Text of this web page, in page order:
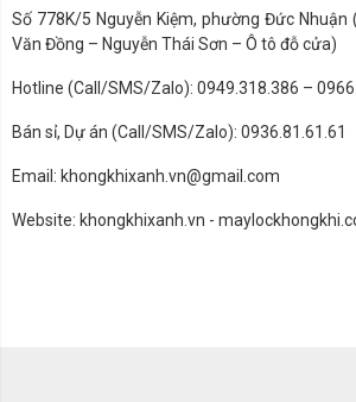
Số 778K/5 Nguyễn Kiệm, phường Đức Nhuận
Văn Đồng – Nguyễn Thái Sơn – Ô tô đỗ cửa)
Hotline (Call/SMS/Zalo): 0949.318.386 –
Bán sỉ, Dự án (Call/SMS/Zalo): 0936.81.61.61
Email: khongkhixanh.vn@gmail.com
Website: khongkhixanh.vn -